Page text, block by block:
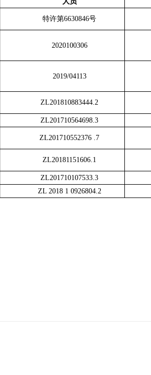
特许第6630846号
2020100306
2019/04113
ZL201810883444.2
ZL201710564698.3
ZL201710552376 .7
ZL20181151606.1
ZL201710107533.3
ZL 2018 1 0926804.2